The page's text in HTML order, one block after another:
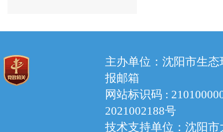
主办单位：沈阳市生
报邮箱
网站标识码 :
2021002188号
技术支持单位：沈阳